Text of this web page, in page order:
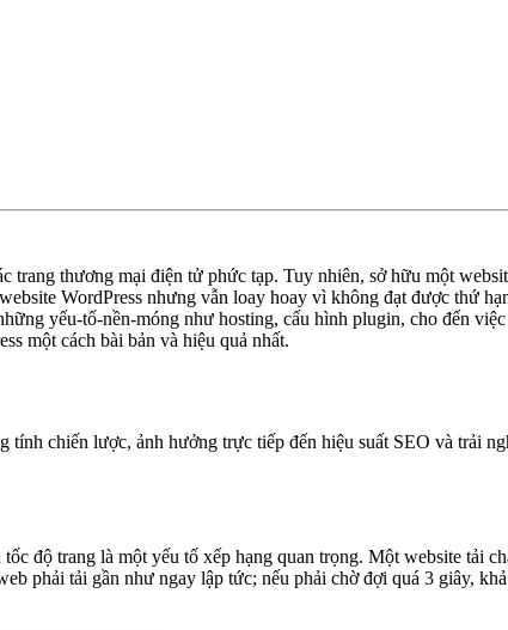
trang thương mại điện tử phức tạp. Tuy nhiên, sở hữu một
WordPress nhưng vẫn loay hoay vì không đạt được thứ
yếu-tố-nền-móng như hosting, cấu hình plugin, cho đến
một cách bài bản và hiệu quả nhất.
chiến lược, ảnh hưởng trực tiếp đến hiệu suất SEO và trải
độ trang là một yếu tố xếp hạng quan trọng. Một website tải
phải tải gần như ngay lập tức; nếu phải chờ đợi quá 3 giây,